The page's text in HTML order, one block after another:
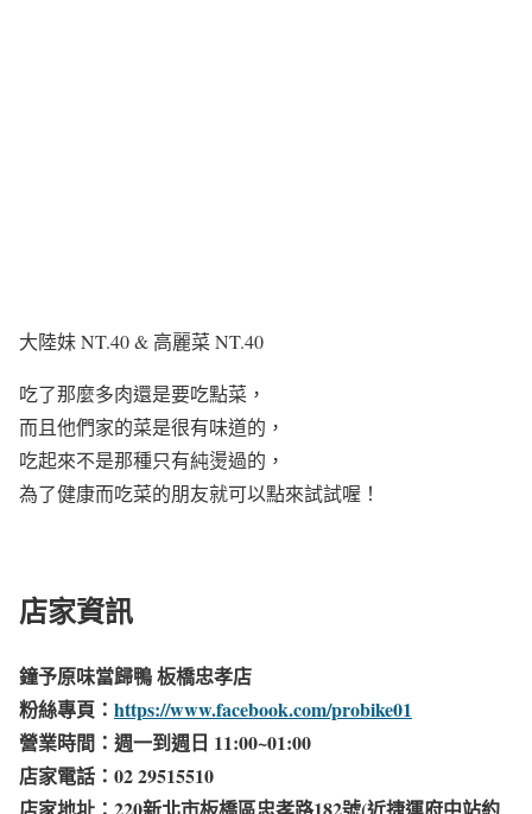
大陸妹 NT.40 & 高麗菜 NT.40
吃了那麼多肉還是要吃點菜，
而且他們家的菜是很有味道的，
吃起來不是那種只有純燙過的，
為了健康而吃菜的朋友就可以點來試試喔！
店家資訊
鐘予原味當歸鴨 板橋忠孝店
粉絲專頁： https://www.facebook.com/probike01
營業時間：週一到週日 11:00~01:00
店家電話：02 29515510